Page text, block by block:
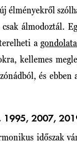
élményekről
álmodoztál.
a
kellemes
és ebben
1995, 2007,
időszak